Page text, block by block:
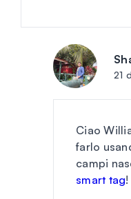
21
Ciao
farlo
campi
smart tag!